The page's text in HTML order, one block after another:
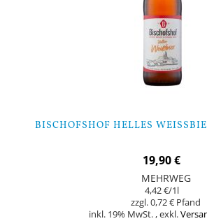
BISCHOFSHOF HELLES
19,90 €
MEHRWEG
4,42 €/1l
0,72 €
inkl. 19% MwSt. ,exkl.